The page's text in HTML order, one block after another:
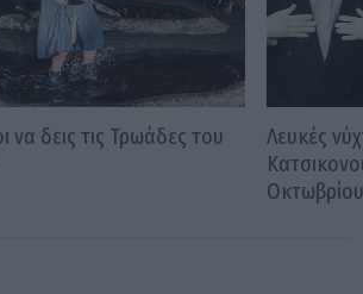
να δεις τις Τρωάδες του
Λευκές